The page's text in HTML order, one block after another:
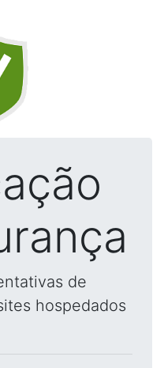
de
hospedados